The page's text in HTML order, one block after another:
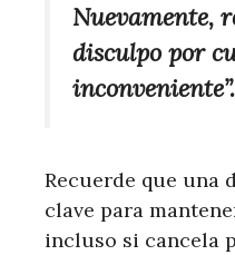
Nuevamente,
disculpo por
inconveniente”.
Recuerde que una
clave para
incluso si cancela